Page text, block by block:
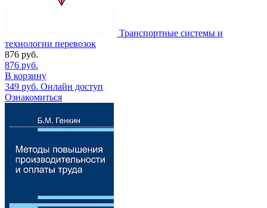
Транспортные системы и
технологии перевозок
876 руб.
876 руб.
В корзину
349 руб. Онлайн доступ
Ознакомиться